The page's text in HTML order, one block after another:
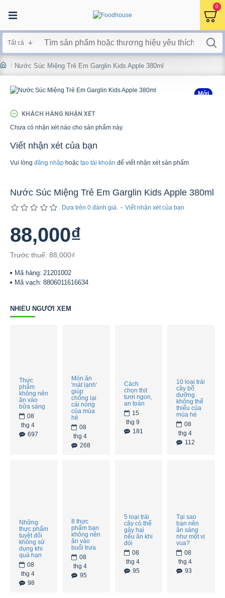
0
Tất cả
Nước Súc Miệng Trẻ Em Garglin Kids Apple 380ml
Mới
KHÁCH HÀNG NHẬN XÉT
Chưa có nhận xét nào cho sản phẩm này.
Viết nhận xét của bạn
Vui lòng đăng nhập hoặc tạo tài khoản để viết nhận xét sản phẩm
Nước Súc Miệng Trẻ Em Garglin Kids Apple 380ml
Mã hàng: 21201002
Mã vạch: 8806011616634
Dựa trên 0 đánh giá. - Viết nhận xét của bạn
88,000₫
Trước thuế: 88,000₫
NHIỀU NGƯỜI XEM
Thực
phẩm
không nên
ăn vào
bữa sáng
08
thg 4
697
Món ăn
'mát lạnh'
giúp
chống lại
cái nóng
của mùa
hè
08
thg 4
268
Cách
chọn thịt
tươi ngon,
an toàn
15
thg 9
181
10 loại trái
cây bổ
dưỡng
không thể
thiếu của
mùa hè
08
thg 4
112
Những
thực phẩm
tuyệt đối
không sử
dụng khi
quá hạn
08
thg 4
98
8 thực
phẩm bạn
không nên
ăn vào
buổi trưa
08
thg 4
95
5 loại trái
cây có thể
gây hại
nếu ăn khi
đói
08
thg 4
95
Tại sao
bạn nên
ăn sáng
như một vị
vua?
08
thg 4
93